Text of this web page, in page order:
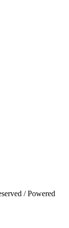
/Powered